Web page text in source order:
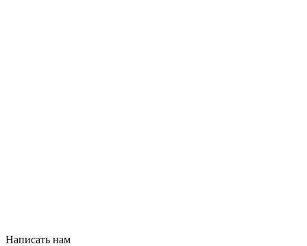
Написать нам